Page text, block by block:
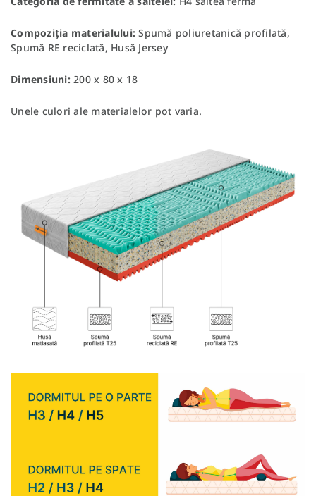
Compoziția materialului:Spumă poliuretanică profilată,
Spumă RE reciclată, Husă Jersey
Dimensiuni: 200 x 80 x 18
Unele culori ale materialelor pot varia.